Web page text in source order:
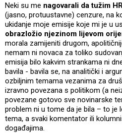
Neki su me nagovarali da tužim
(jasno, protuustavne) cenzure, na
ukidanje moje emisije koje mi je u
obrazložio njezinom lijevom
morala zamijeniti drugom,
nemam ni novaca za toliko
emisija bilo kakvim strankama ni
bavila - bavila se, na analitički i
ozbiljnim temama vezanima za
izravno povezana s politikom (a
povezane gotovo sve novinarske
problem ni u tome da je bila – to je
tema, a svaki komentator ili
događajima.